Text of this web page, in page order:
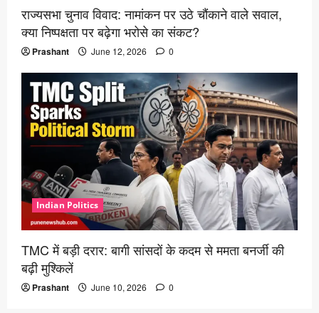
राज्यसभा चुनाव विवाद: नामांकन पर उठे चौंकाने वाले सवाल,
क्या निष्पक्षता पर बढ़ेगा भरोसे का संकट?
Prashant June 12, 2026 0
Indian Politics
TMC में बड़ी दरार: बागी सांसदों के कदम से ममता बनर्जी की
बढ़ी मुश्किलें
Prashant June 10, 2026 0